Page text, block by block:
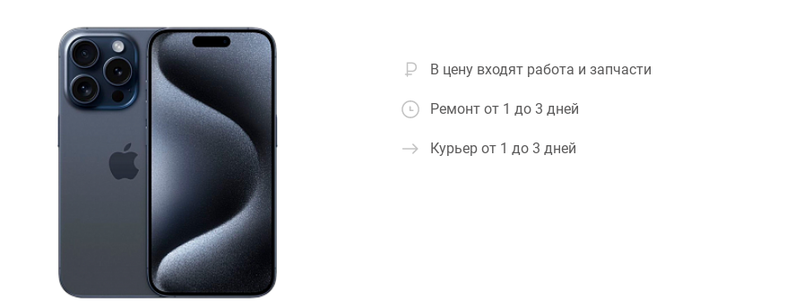
В цену входят работа и запчасти
Ремонт от 1 до 3 дней
Курьер от 1 до 3 дней